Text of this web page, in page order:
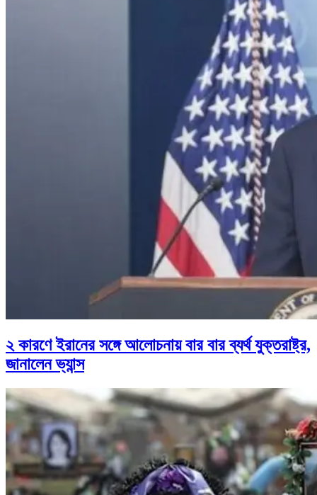
২ কারণে ইরানের সঙ্গে আলোচনায় বার বার ব্যর্থ যুক্তরাষ্ট্র,
জানালেন ভ্যান্স